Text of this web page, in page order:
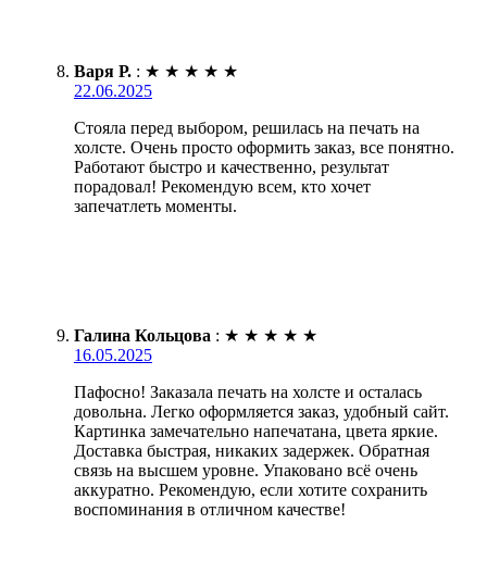
Варя Р. : ★ ★ ★ ★ ★
22.06.2025
Стояла перед выбором, решилась на печать на
холсте. Очень просто оформить заказ, все понятно.
Работают быстро и качественно, результат
порадовал! Рекомендую всем, кто хочет
запечатлеть моменты.
Галина Кольцова : ★ ★ ★ ★ ★
16.05.2025
Пафосно! Заказала печать на холсте и осталась
довольна. Легко оформляется заказ, удобный сайт.
Картинка замечательно напечатана, цвета яркие.
Доставка быстрая, никаких задержек. Обратная
связь на высшем уровне. Упаковано всё очень
аккуратно. Рекомендую, если хотите сохранить
воспоминания в отличном качестве!